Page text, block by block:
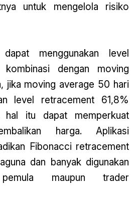
untuk mengelola risiko
menggunakan level
kombinasi dengan moving
jika moving average 50 hari
level retracement 61,8%
hal itu dapat memperkuat
harga. Aplikasi
Fibonacci retracement
dan banyak digunakan
maupun trader